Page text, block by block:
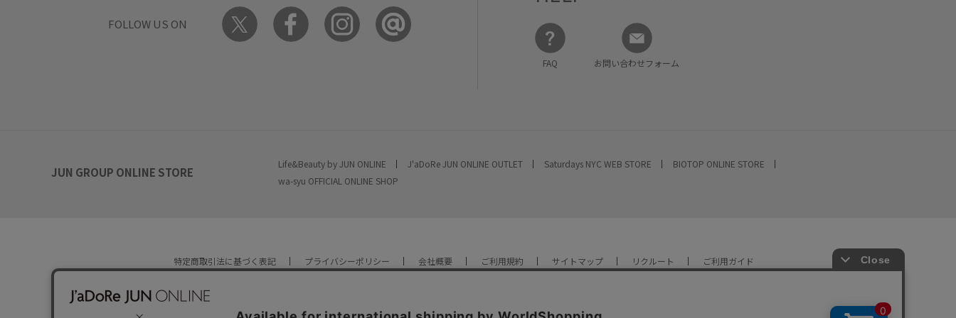
FOLLOW US ON
FAQ お問い合わせフォーム
JUN GROUP ONLINE STORE
Life&Beauty by JUN ONLINE J'aDoRe JUN ONLINE OUTLET Saturdays NYC WEB STORE
BIOTOP ONLINE STORE
wa-syu OFFICIAL ONLINE SHOP
特定商取引法に基づく表記 プライバシーポリシー 会社概要 ご利用規約 サイトマップ リクルート ご利用ガイド